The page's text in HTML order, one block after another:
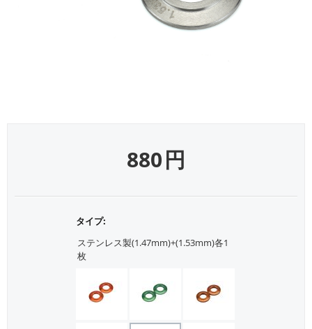
880円
タイプ:
ステンレス製(1.47mm)+(1.53mm)各1
枚